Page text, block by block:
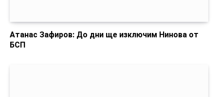
Атанас Зафиров: До дни ще изключим Нинова от
БСП